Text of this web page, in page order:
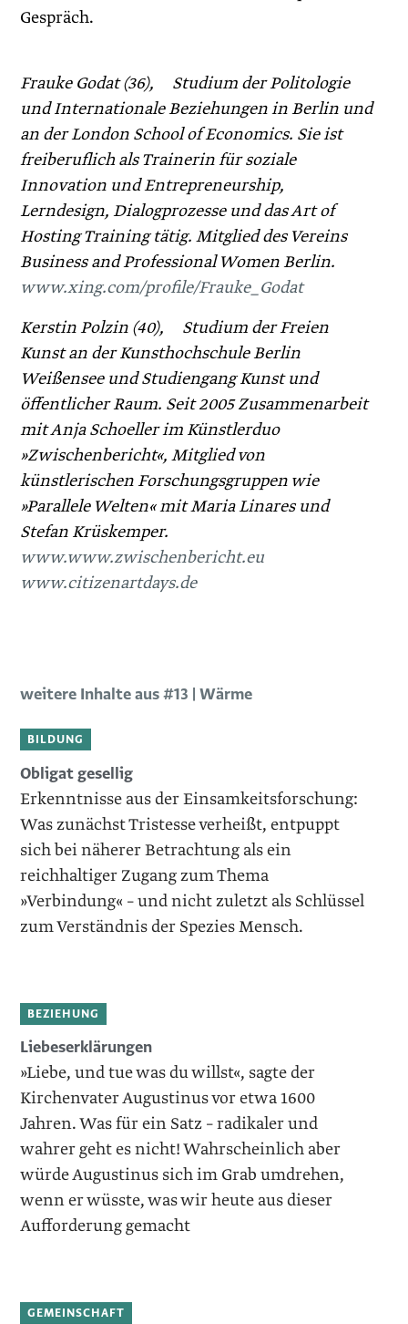
Gespräch.
Frauke Godat (36), Studium der Politologie
und Internationale Beziehungen in Berlin und
an der London School of Economics. Sie ist
freiberuflich als Trainerin für soziale
Innovation und Entrepreneurship,
Lerndesign, Dialogprozesse und das Art of
Hosting Training tätig. Mitglied des Vereins
Business and Professional Women Berlin.
www.xing.com/profile/Frauke_Godat
Kerstin Polzin (40), Studium der Freien
Kunst an der Kunsthochschule Berlin
Weißensee und Studiengang Kunst und
öffentlicher Raum. Seit 2005 Zusammenarbeit
mit Anja Schoeller im Künstlerduo
»Zwischenbericht«, Mitglied von
künstlerischen Forschungsgruppen wie
»Parallele Welten« mit Maria Linares und
Stefan Krüskemper.
www.www.zwischenbericht.eu
www.citizenartdays.de
weitere Inhalte aus #13 | Wärme
BILDUNG
Obligat gesellig
Erkenntnisse aus der Einsamkeitsforschung:
Was zunächst Tristesse verheißt, entpuppt
sich bei näherer Betrachtung als ein
reichhaltiger Zugang zum Thema
»Verbindung« – und nicht zuletzt als Schlüssel
zum Verständnis der Spezies Mensch.
BEZIEHUNG
Liebeserklärungen
»Liebe, und tue was du willst«, sagte der
Kirchenvater Augustinus vor etwa 1600
Jahren. Was für ein Satz – radikaler und
wahrer geht es nicht! Wahrscheinlich aber
würde Augustinus sich im Grab umdrehen,
wenn er wüsste, was wir heute aus dieser
Aufforderung gemacht
GEMEINSCHAFT